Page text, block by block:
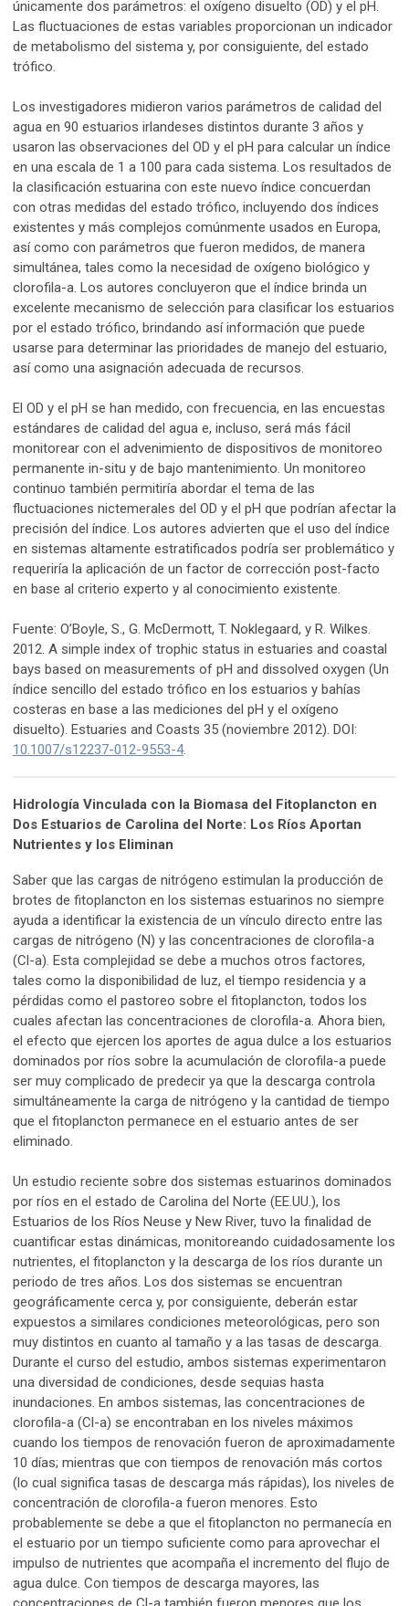
únicamente dos parámetros: el oxígeno disuelto (OD) y el pH.
Las fluctuaciones de estas variables proporcionan un indicador
de metabolismo del sistema y, por consiguiente, del estado
trófico.
Los investigadores midieron varios parámetros de calidad del
agua en 90 estuarios irlandeses distintos durante 3 años y
usaron las observaciones del OD y el pH para calcular un índice
en una escala de 1 a 100 para cada sistema. Los resultados de
la clasificación estuarina con este nuevo índice concuerdan
con otras medidas del estado trófico, incluyendo dos índices
existentes y más complejos comúnmente usados en Europa,
así como con parámetros que fueron medidos, de manera
simultánea, tales como la necesidad de oxígeno biológico y
clorofila-a. Los autores concluyeron que el índice brinda un
excelente mecanismo de selección para clasificar los estuarios
por el estado trófico, brindando así información que puede
usarse para determinar las prioridades de manejo del estuario,
así como una asignación adecuada de recursos.
El OD y el pH se han medido, con frecuencia, en las encuestas
estándares de calidad del agua e, incluso, será más fácil
monitorear con el advenimiento de dispositivos de monitoreo
permanente in-situ y de bajo mantenimiento. Un monitoreo
continuo también permitiría abordar el tema de las
fluctuaciones nictemerales del OD y el pH que podrían afectar la
precisión del índice. Los autores advierten que el uso del índice
en sistemas altamente estratificados podría ser problemático y
requeriría la aplicación de un factor de corrección post-facto
en base al criterio experto y al conocimiento existente.
Fuente: O’Boyle, S., G. McDermott, T. Noklegaard, y R. Wilkes.
2012. A simple index of trophic status in estuaries and coastal
bays based on measurements of pH and dissolved oxygen (Un
índice sencillo del estado trófico en los estuarios y bahías
costeras en base a las mediciones del pH y el oxígeno
disuelto). Estuaries and Coasts 35 (noviembre 2012). DOI:
10.1007/s12237-012-9553-4.
Hidrología Vinculada con la Biomasa del Fitoplancton en
Dos Estuarios de Carolina del Norte: Los Ríos Aportan
Nutrientes y los Eliminan
Saber que las cargas de nitrógeno estimulan la producción de
brotes de fitoplancton en los sistemas estuarinos no siempre
ayuda a identificar la existencia de un vínculo directo entre las
cargas de nitrógeno (N) y las concentraciones de clorofila-a
(Cl-a). Esta complejidad se debe a muchos otros factores,
tales como la disponibilidad de luz, el tiempo residencia y a
pérdidas como el pastoreo sobre el fitoplancton, todos los
cuales afectan las concentraciones de clorofila-a. Ahora bien,
el efecto que ejercen los aportes de agua dulce a los estuarios
dominados por ríos sobre la acumulación de clorofila-a puede
ser muy complicado de predecir ya que la descarga controla
simultáneamente la carga de nitrógeno y la cantidad de tiempo
que el fitoplancton permanece en el estuario antes de ser
eliminado.
Un estudio reciente sobre dos sistemas estuarinos dominados
por ríos en el estado de Carolina del Norte (EE.UU.), los
Estuarios de los Ríos Neuse y New River, tuvo la finalidad de
cuantificar estas dinámicas, monitoreando cuidadosamente los
nutrientes, el fitoplancton y la descarga de los ríos durante un
periodo de tres años. Los dos sistemas se encuentran
geográficamente cerca y, por consiguiente, deberán estar
expuestos a similares condiciones meteorológicas, pero son
muy distintos en cuanto al tamaño y a las tasas de descarga.
Durante el curso del estudio, ambos sistemas experimentaron
una diversidad de condiciones, desde sequias hasta
inundaciones. En ambos sistemas, las concentraciones de
clorofila-a (Cl-a) se encontraban en los niveles máximos
cuando los tiempos de renovación fueron de aproximadamente
10 días; mientras que con tiempos de renovación más cortos
(lo cual significa tasas de descarga más rápidas), los niveles de
concentración de clorofila-a fueron menores. Esto
probablemente se debe a que el fitoplancton no permanecía en
el estuario por un tiempo suficiente como para aprovechar el
impulso de nutrientes que acompaña el incremento del flujo de
agua dulce. Con tiempos de descarga mayores, las